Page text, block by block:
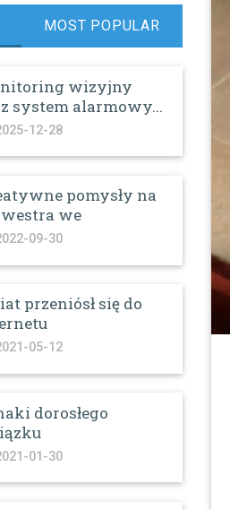
MOST POPULAR
wizyjny
system alarmowy...
12-28
pomysły na
we
09-30
przeniósł się do
05-12
dorosłego
01-30